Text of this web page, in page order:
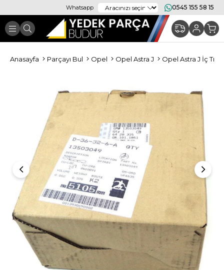
Whatsapp 0545 155 58 15
Anasayfa Parçayı Bul Opel Opel Astra J Opel Astra J İç